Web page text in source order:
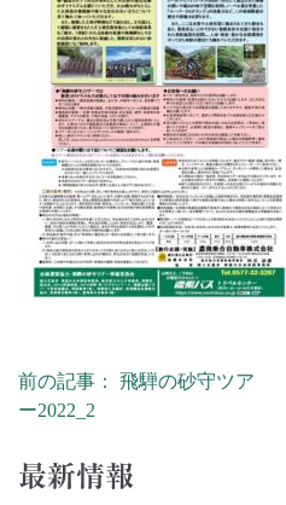
投稿ナビゲーション
前の記事： 飛騨の砂守ツア
ー2022_2
最新情報